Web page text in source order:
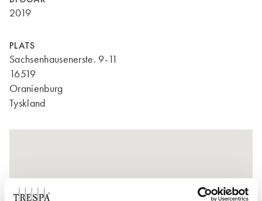
2019
PLATS
Sachsenhausenerste. 9-11
16519
Oranienburg
Tyskland